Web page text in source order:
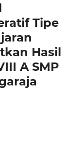
Tipe
Hasil
A SMP